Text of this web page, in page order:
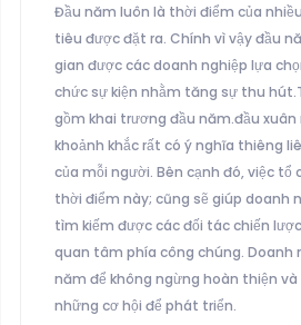
Đầu năm luôn là thời điểm của
tiêu được đặt ra. Chính vì vậy đầu
gian được các doanh nghiệp lựa
chức sự kiện nhằm tăng sự thu
gồm khai trương đầu năm.đầu
khoảnh khắc rất có ý nghĩa thiêng
của mỗi người. Bên cạnh đó, việc tổ
thời điểm này; cũng sẽ giúp doanh
tìm kiếm được các đối tác chiến
quan tâm phía công chúng. Doanh
năm để không ngừng hoàn thiện
những cơ hội để phát triển.